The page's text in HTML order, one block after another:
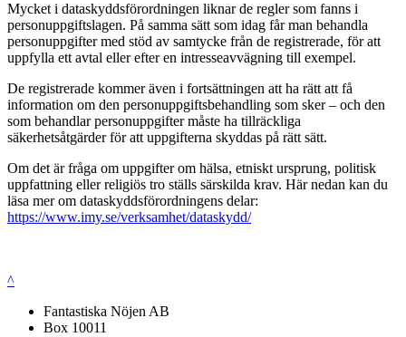
Mycket i dataskyddsförordningen liknar de regler som fanns i
personuppgiftslagen. På samma sätt som idag får man behandla
personuppgifter med stöd av samtycke från de registrerade, för att
uppfylla ett avtal eller efter en intresseavvägning till exempel.
De registrerade kommer även i fortsättningen att ha rätt att få
information om den personuppgiftsbehandling som sker – och den
som behandlar personuppgifter måste ha tillräckliga
säkerhetsåtgärder för att uppgifterna skyddas på rätt sätt.
Om det är fråga om uppgifter om hälsa, etniskt ursprung, politisk
uppfattning eller religiös tro ställs särskilda krav. Här nedan kan du
läsa mer om dataskyddsförordningens delar:
https://www.imy.se/verksamhet/dataskydd/
^
Fantastiska Nöjen AB
Box 10011